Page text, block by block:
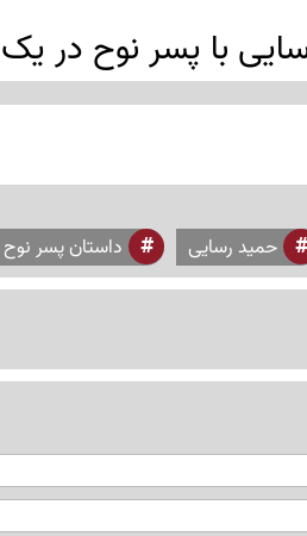
با پسر نوح
حمید رسایی داستان پسر نوح